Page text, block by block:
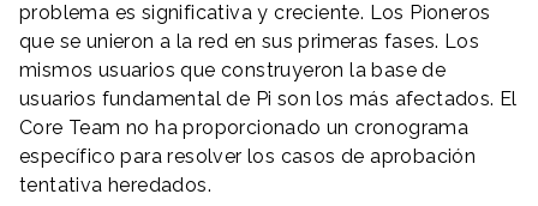
problema es significativa y creciente. Los Pioneros
que se unieron a la red en sus primeras fases. Los
mismos usuarios que construyeron la base de
usuarios fundamental de Pi son los más afectados. El
Core Team no ha proporcionado un cronograma
específico para resolver los casos de aprobación
tentativa heredados.